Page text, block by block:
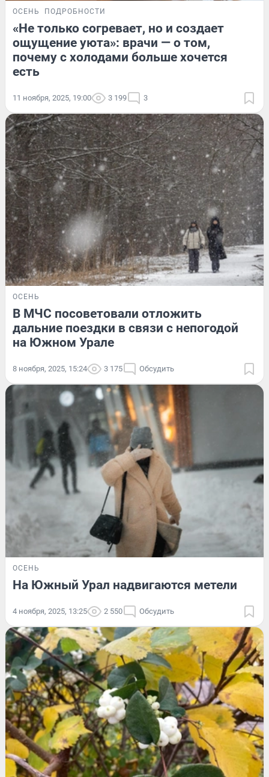
ОСЕНЬ ПОДРОБНОСТИ
«Не только согревает, но и создает
ощущение уюта»: врачи — о том,
почему с холодами больше хочется
есть
11 ноября, 2025, 19:00 3 199 3
ОСЕНЬ
В МЧС посоветовали отложить
дальние поездки в связи с непогодой
на Южном Урале
8 ноября, 2025, 15:24 3 175 Обсудить
ОСЕНЬ
На Южный Урал надвигаются метели
4 ноября, 2025, 13:25 2 550 Обсудить